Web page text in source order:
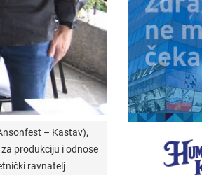
– Kastav),
produkciju i odnose
ravnatelj